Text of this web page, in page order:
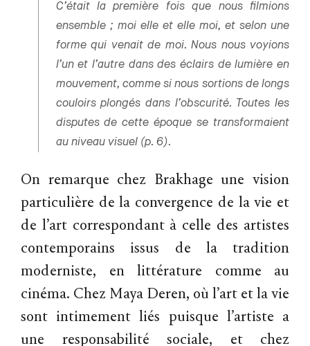
C’était la première fois que nous filmions
ensemble ; moi elle et elle moi, et selon une
forme qui venait de moi. Nous nous voyions
l’un et l’autre dans des éclairs de lumière en
mouvement, comme si nous sortions de longs
couloirs plongés dans l’obscurité. Toutes les
disputes de cette époque se transformaient
au niveau visuel (p. 6).
On remarque chez Brakhage une vision
particulière de la convergence de la vie et
de l’art correspondant à celle des artistes
contemporains issus de la tradition
moderniste, en littérature comme au
cinéma. Chez Maya Deren, où l’art et la vie
sont intimement liés puisque l’artiste a
une responsabilité sociale, et chez